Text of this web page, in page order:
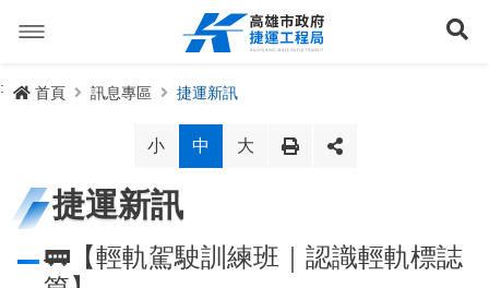
容
捷運路線進度圖
訊息專區
首頁 訊息專區 捷運新訊
小 中 大
捷運新訊
🚃【輕軌駕駛訓練班｜認識輕軌標誌